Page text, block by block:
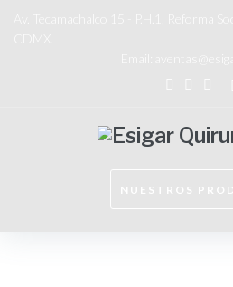
Av. Tecamachalco 15 - P.H.1, Reforma
NUESTROS